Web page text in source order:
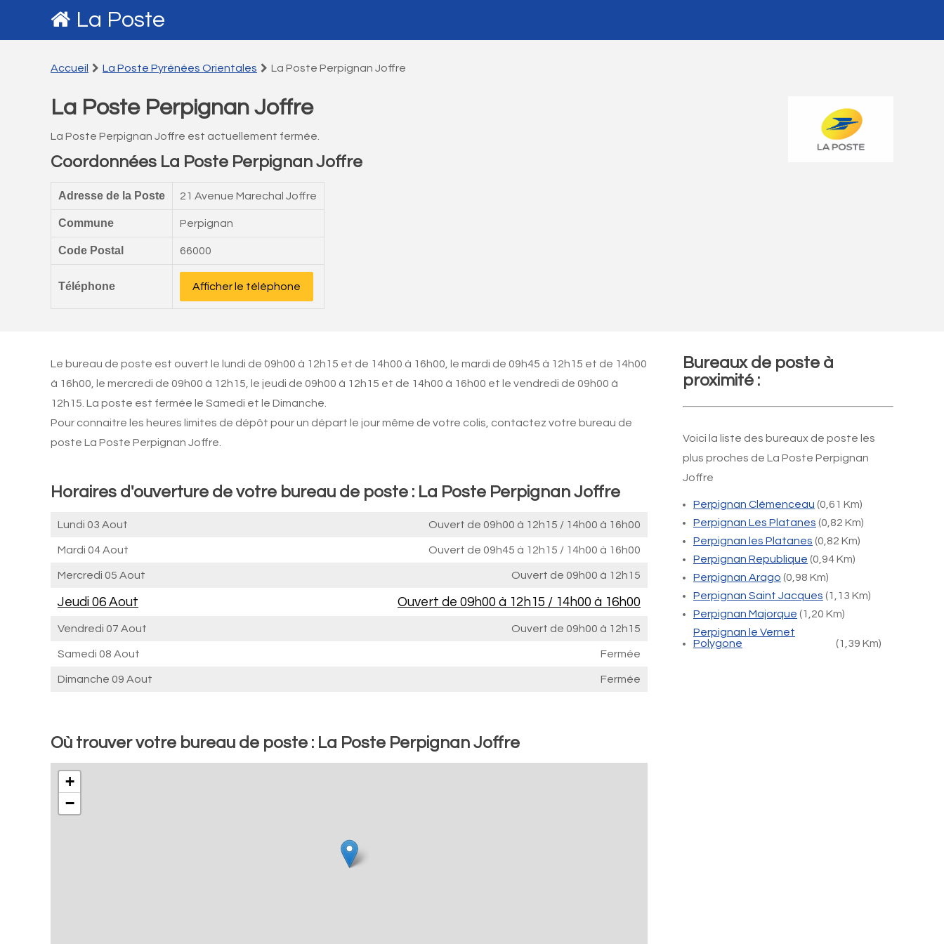
La Poste
Accueil La Poste Pyrénées Orientales La Poste Perpignan Joffre
La Poste Perpignan Joffre
La Poste Perpignan Joffre est actuellement fermée.
Coordonnées La Poste Perpignan Joffre
Adresse de la Poste 21 Avenue Marechal Joffre
Commune Perpignan
Code Postal 66000
Téléphone Afficher le téléphone
Le bureau de poste est ouvert le lundi de 09h00 à 12h15 et de 14h00 à 16h00, le mardi de 09h45 à 12h15 et de 14h00
à 16h00, le mercredi de 09h00 à 12h15, le jeudi de 09h00 à 12h15 et de 14h00 à 16h00 et le vendredi de 09h00 à
12h15. La poste est fermée le Samedi et le Dimanche.
Pour connaitre les heures limites de dépôt pour un départ le jour même de votre colis, contactez votre bureau de
poste La Poste Perpignan Joffre.
Horaires d'ouverture de votre bureau de poste : La Poste Perpignan Joffre
Lundi 03 Aout Ouvert de 09h00 à 12h15 / 14h00 à 16h00
Mardi 04 Aout Ouvert de 09h45 à 12h15 / 14h00 à 16h00
Mercredi 05 Aout Ouvert de 09h00 à 12h15
Jeudi 06 Aout Ouvert de 09h00 à 12h15 / 14h00 à 16h00
Vendredi 07 Aout Ouvert de 09h00 à 12h15
Samedi 08 Aout Fermée
Dimanche 09 Aout Fermée
Où trouver votre bureau de poste : La Poste Perpignan Joffre
+
−
Bureaux de poste à
proximité :
Voici la liste des bureaux de poste les
plus proches de La Poste Perpignan
Joffre
Perpignan Clémenceau (0,61 Km)
Perpignan Les Platanes (0,82 Km)
Perpignan les Platanes (0,82 Km)
Perpignan Republique (0,94 Km)
Perpignan Arago (0,98 Km)
Perpignan Saint Jacques (1,13 Km)
Perpignan Majorque (1,20 Km)
Perpignan le Vernet
Polygone
(1,39 Km)